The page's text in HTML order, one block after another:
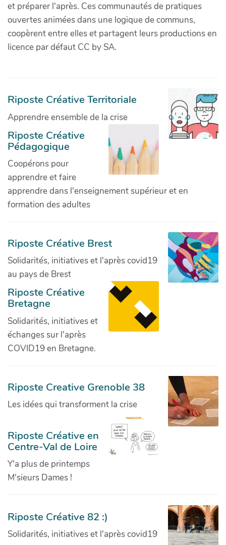
et préparer l'après. Ces communautés de pratiques
ouvertes animées dans une logique de communs,
coopèrent entre elles et partagent leurs productions en
licence par défaut CC by SA.
Riposte Créative Territoriale
Apprendre ensemble de la crise
Riposte Créative
Pédagogique
Coopérons pour
apprendre et faire
apprendre dans l'enseignement supérieur et en
formation des adultes
Riposte Créative Brest
Solidarités, initiatives et l'après covid19
au pays de Brest
Riposte Créative
Bretagne
Solidarités, initiatives et
échanges sur l'après
COVID19 en Bretagne.
Riposte Creative Grenoble 38
Les idées qui transforment la crise
Riposte Créative en
Centre-Val de Loire
Y'a plus de printemps
M'sieurs Dames !
Riposte Créative 82 :)
Solidarités, initiatives et l'après covid19